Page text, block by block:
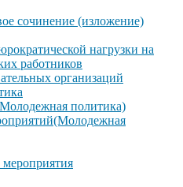
сочинение (изложение)
нагрузки на
работников
организаций
политика)